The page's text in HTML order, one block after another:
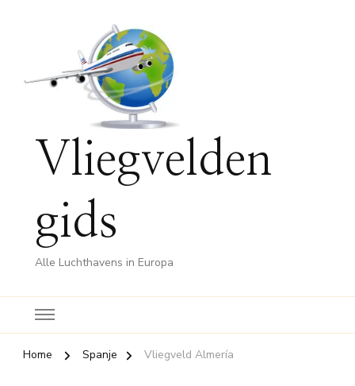
Vliegvelden
gids
Alle Luchthavens in Europa
Home Spanje Vliegveld Almería